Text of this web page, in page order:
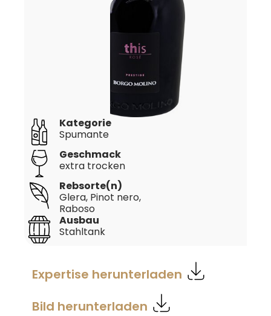
Ausbau
Stahltank
Kategorie
Spumante
Geschmack
extra trocken
Rebsorte(n)
Glera, Pinot nero,
Raboso
Expertise herunterladen
Bild herunterladen